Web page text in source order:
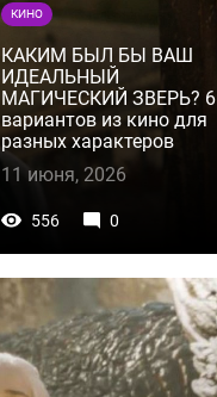
КИНО
КАКИМ БЫЛ БЫ ВАШ
ИДЕАЛЬНЫЙ
МАГИЧЕСКИЙ ЗВЕРЬ? 6
вариантов из кино для
разных характеров
11 июня, 2026
556 0